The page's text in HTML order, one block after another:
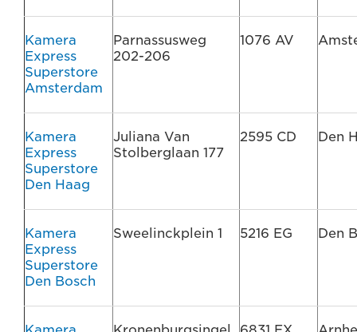
Kamera
Express
Superstore
Amsterdam
Parnassusweg
202-206
1076 AV
Kamera
Express
Superstore
Den Haag
Juliana Van
Stolberglaan 177
2595 CD Den
Kamera
Express
Superstore
Den Bosch
Sweelinckplein 1 5216 EG Den